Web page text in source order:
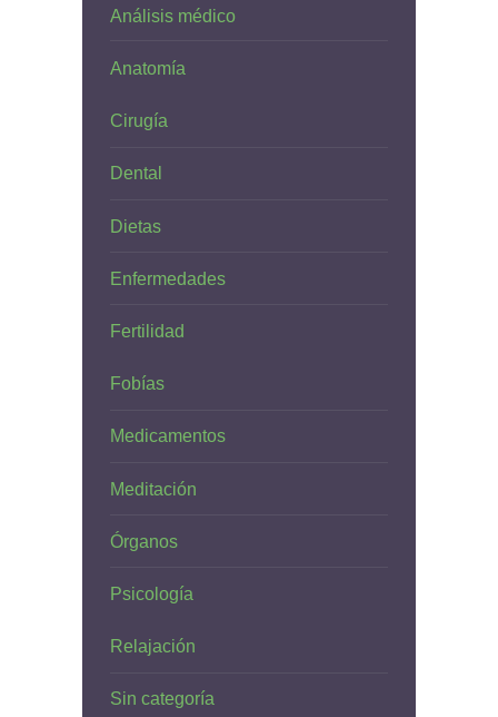
Análisis médico
Anatomía
Cirugía
Dental
Dietas
Enfermedades
Fertilidad
Fobías
Medicamentos
Meditación
Órganos
Psicología
Relajación
Sin categoría